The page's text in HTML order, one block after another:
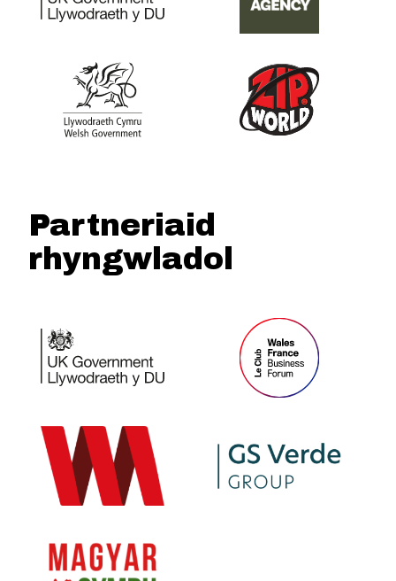
Partneriaid
rhyngwladol